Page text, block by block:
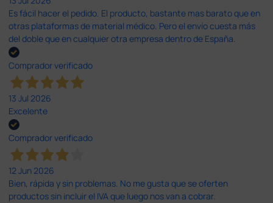
Es fácil hacer el pedido. El producto, bastante mas barato que en
otras plataformas de material médico. Pero el envío cuesta más
del doble que en cualquier otra empresa dentro de España.
Comprador verificado
13 Jul 2026
Excelente
Comprador verificado
12 Jun 2026
Bien, rápida y sin problemas. No me gusta que se oferten
productos sin incluir el IVA que luego nos van a cobrar.